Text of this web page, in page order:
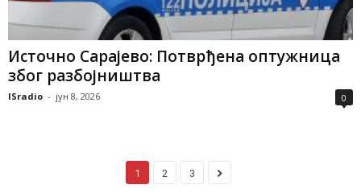
Источно Сарајево: Потврђена оптужница
због разбојништва
ISradio - јун 8, 2026 0
1 2 3